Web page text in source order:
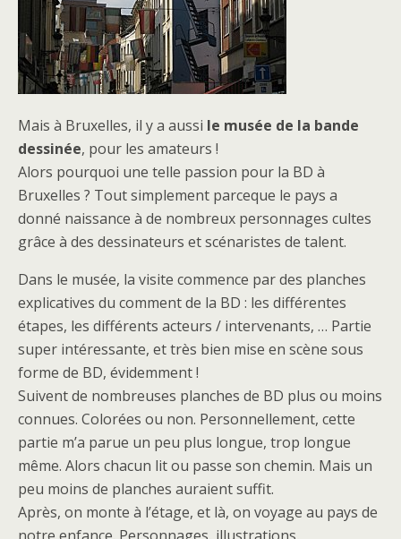
Mais à Bruxelles, il y a aussi le musée de la bande
dessinée, pour les amateurs !
Alors pourquoi une telle passion pour la BD à
Bruxelles ? Tout simplement parceque le pays a
donné naissance à de nombreux personnages cultes
grâce à des dessinateurs et scénaristes de talent.
Dans le musée, la visite commence par des planches
explicatives du comment de la BD : les différentes
étapes, les différents acteurs / intervenants, … Partie
super intéressante, et très bien mise en scène sous
forme de BD, évidemment !
Suivent de nombreuses planches de BD plus ou moins
connues. Colorées ou non. Personnellement, cette
partie m’a parue un peu plus longue, trop longue
même. Alors chacun lit ou passe son chemin. Mais un
peu moins de planches auraient suffit.
Après, on monte à l’étage, et là, on voyage au pays de